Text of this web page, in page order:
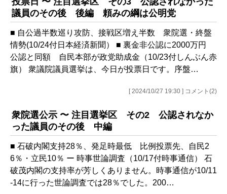
議員のその後 後編 頼みの綱は公明党
■ 自公過半数巡り攻防、接戦区増え半数 衆院選・終盤
情勢(10/24付日本経済新聞） ■ 裏金非公認に2000万円
公認と同額 自民本部が政党助成金（10/23付しんぶん赤
旗） 衆議院議員選挙は、今日が投票日です。序盤…
[ 2024/10/27 19:30 ] コメント(2)
衆院選公示 〜 注目選挙区 その2 公認されなか
った議員のその後 中編
■ 石破内閣支持28％、発足時最低 比例投票先、自民2
6％・立民10％ ー 時事世論調査（10/17付時事通信） 石
破茂内閣の支持率が芳しくありません。時事通信が10/11
-14に行った世論調査では28％でした。200…